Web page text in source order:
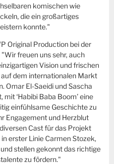
komischen wie
die ein großartiges
konnte."
Original Production bei der
freuen uns sehr, auch
Vision und frischen
dem internationalen Markt
Omar El-Saeidi und Sascha
‘Habibi Baba Boom’ eine
einfühlsame Geschichte zu
Engagement und Herzblut
Cast für das Projekt
erster Linie Carmen Stozek,
stellen gekonnt das richtige
zu fördern."